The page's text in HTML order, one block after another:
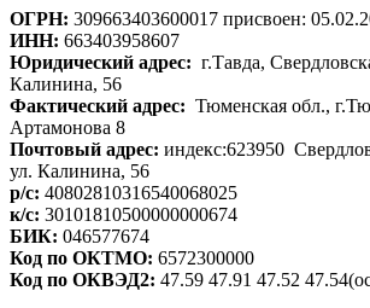
ОГРН: 309663403600017 присвоен:
ИНН: 663403958607
Юридический адрес: г.Тавда,
Калинина, 56
Фактический адрес: Тюменская обл.,
Артамонова 8
Почтовый адрес: индекс:623950
ул. Калинина, 56
р/с: 40802810316540068025
к/с: 30101810500000000674
БИК: 046577674
Код по ОКТМО: 6572300000
Код по ОКВЭД2: 47.59 47.91 47.52